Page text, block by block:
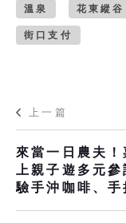
溫泉 花東縱谷
街口支付
上一篇
來當一日農夫！
上親子遊多元
驗手沖咖啡、手